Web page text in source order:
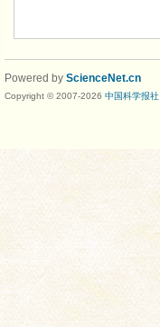
Powered by ScienceNet.cn
Copyright © 2007-2026 中国科学报社